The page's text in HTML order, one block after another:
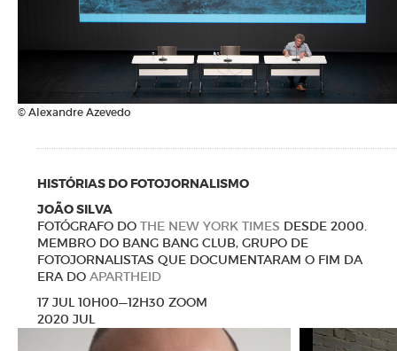
© Alexandre Azevedo
HISTÓRIAS DO FOTOJORNALISMO
JOÃO SILVA
FOTÓGRAFO DO THE NEW YORK TIMES DESDE 2000.
MEMBRO DO BANG BANG CLUB, GRUPO DE
FOTOJORNALISTAS QUE DOCUMENTARAM O FIM DA
ERA DO APARTHEID
17 JUL 10H00—12H30 ZOOM
2020 JUL